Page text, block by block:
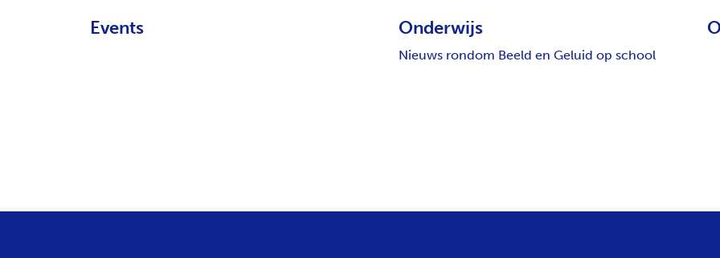
Events Onderwijs
Nieuws rondom Beeld en Geluid op school